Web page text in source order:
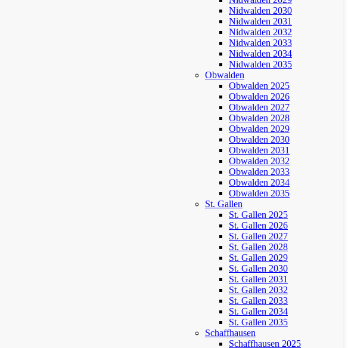
Nidwalden 2030
Nidwalden 2031
Nidwalden 2032
Nidwalden 2033
Nidwalden 2034
Nidwalden 2035
Obwalden
Obwalden 2025
Obwalden 2026
Obwalden 2027
Obwalden 2028
Obwalden 2029
Obwalden 2030
Obwalden 2031
Obwalden 2032
Obwalden 2033
Obwalden 2034
Obwalden 2035
St. Gallen
St. Gallen 2025
St. Gallen 2026
St. Gallen 2027
St. Gallen 2028
St. Gallen 2029
St. Gallen 2030
St. Gallen 2031
St. Gallen 2032
St. Gallen 2033
St. Gallen 2034
St. Gallen 2035
Schaffhausen
Schaffhausen 2025